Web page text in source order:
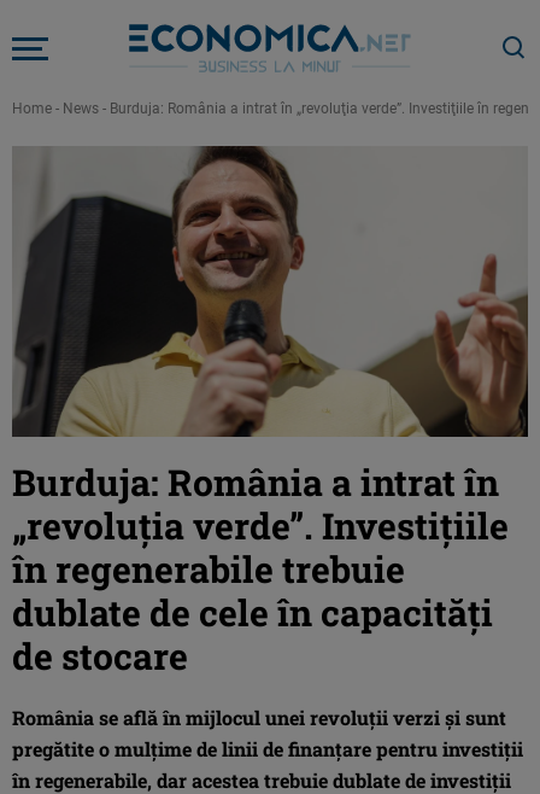
Home - News - Burduja: România a intrat în „revoluţia verde”. Investiţiile în
Burduja: România a intrat în
„revoluţia verde”. Investiţiile
în regenerabile trebuie
dublate de cele în capacităţi
de stocare
România se află în mijlocul unei revoluţii verzi şi sunt
pregătite o mulţime de linii de finanţare pentru investiţii
în regenerabile, dar acestea trebuie dublate de investiţii